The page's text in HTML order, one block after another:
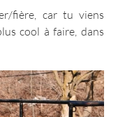
fière, car tu viens
cool à faire, dans